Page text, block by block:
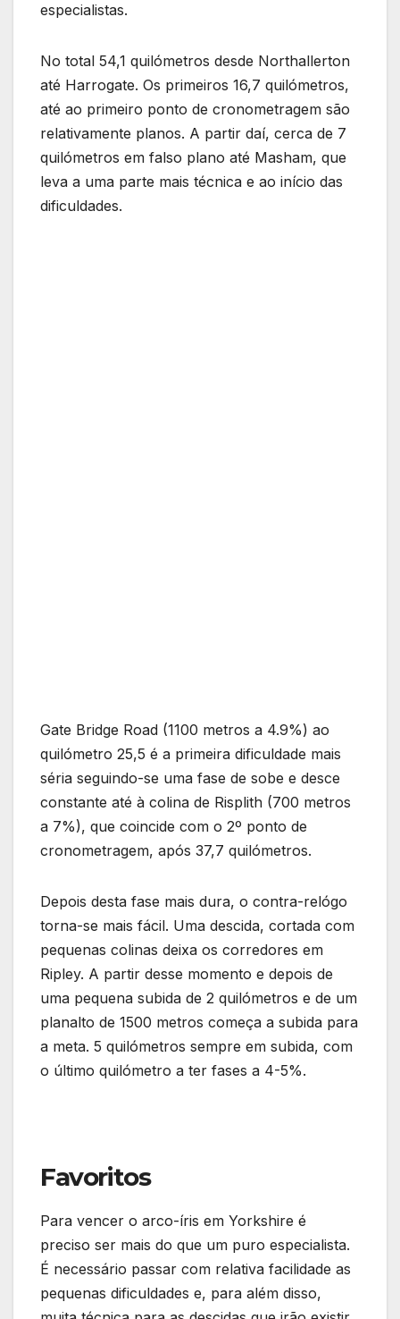
especialistas.
No total 54,1 quilómetros desde Northallerton
até Harrogate. Os primeiros 16,7 quilómetros,
até ao primeiro ponto de cronometragem são
relativamente planos. A partir daí, cerca de 7
quilómetros em falso plano até Masham, que
leva a uma parte mais técnica e ao início das
dificuldades.
Gate Bridge Road (1100 metros a 4.9%) ao
quilómetro 25,5 é a primeira dificuldade mais
séria seguindo-se uma fase de sobe e desce
constante até à colina de Risplith (700 metros
a 7%), que coincide com o 2º ponto de
cronometragem, após 37,7 quilómetros.
Depois desta fase mais dura, o contra-relógo
torna-se mais fácil. Uma descida, cortada com
pequenas colinas deixa os corredores em
Ripley. A partir desse momento e depois de
uma pequena subida de 2 quilómetros e de um
planalto de 1500 metros começa a subida para
a meta. 5 quilómetros sempre em subida, com
o último quilómetro a ter fases a 4-5%.
Favoritos
Para vencer o arco-íris em Yorkshire é
preciso ser mais do que um puro especialista.
É necessário passar com relativa facilidade as
pequenas dificuldades e, para além disso,